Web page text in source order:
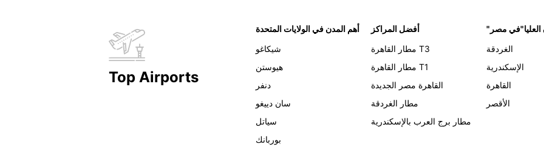
Top Airports
أهم المدن في الولايات المتحدة
شيكاغو
هيوستن
دنفر
سان دييغو
سياتل
بوربانك
أفضل المراكز
مطار القاهرة T3
مطار القاهرة T1
القاهرة مصر الجديدة
مطار الغردقة
مطار برج العرب بالإسكندرية
العليا"في مصر
الغردقة
الإسكندرية
القاهرة
الأقصر